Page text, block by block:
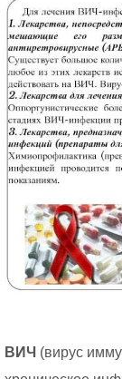
ВИЧ (вирус